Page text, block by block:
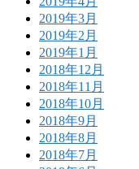
2019年3月
2019年2月
2019年1月
2018年12月
2018年11月
2018年10月
2018年9月
2018年8月
2018年7月